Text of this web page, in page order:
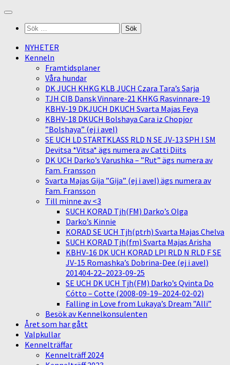
Skip
contentSök
NYHETER
Kenneln
Framtidsplaner
Våra hundar
DK JUCH KHKG KLB JUCH Czara Tara’s Sarja
TJH CIB Dansk Vinnare-21 KHKG Rasvinnare-19
KBHV-19 DKJUCH DKUCH Svarta Majas Feya
KBHV-18 DKUCH Bolshaya Cara iz Chopjor
”Bolshaya” (ej i avel)
SE UCH LD STARTKLASS RLD N SE JV-13 SPH I SM
Devitsa *Vitsa* ägs numera av Catti Diits
DK UCH Darko’s Varushka – ”Rut” ägs numera av
Fam. Fransson
Svarta Majas Gija ”Gija” (ej i avel) ägs numera av
Fam. Fransson
Till minne av <3
SUCH KORAD Tjh(FM) Darko’s Olga
Darko’s Kinnie
KORAD SE UCH Tjh(ptrh) Svarta Majas Chelva
SUCH KORAD Tjh(fm) Svarta Majas Arisha
KBHV-16 DK UCH KORAD LPI RLD N RLD F SE
JV-15 Romashka’s Dobrina-Dee (ej i avel)
201404-22–2023-09-25
SE UCH DK UCH Tjh(FM) Darko’s Qvinta Do
Cótto – Cotte (2008-09-19–2024-02-02)
Falling in Love from Lukaya’s Dream ”Alli”
Besök av Kennelkonsulenten
Året som har gått
Valpkullar
Kennelträffar
Kennelträff 2024